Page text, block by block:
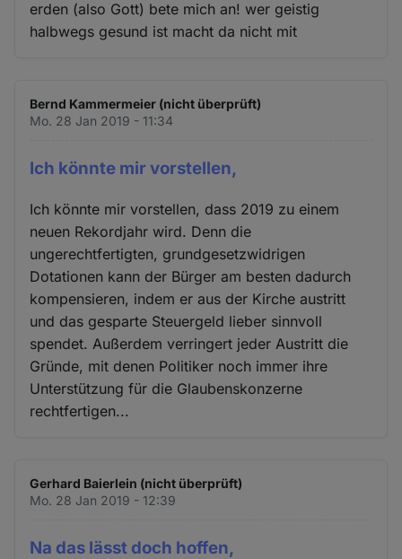
erden (also Gott) bete mich an! wer geistig
halbwegs gesund ist macht da nicht mit
Bernd Kammermeier (nicht überprüft)
Mo. 28 Jan 2019 - 11:34
Ich könnte mir vorstellen,
Ich könnte mir vorstellen, dass 2019 zu einem
neuen Rekordjahr wird. Denn die
ungerechtfertigten, grundgesetzwidrigen
Dotationen kann der Bürger am besten dadurch
kompensieren, indem er aus der Kirche austritt
und das gesparte Steuergeld lieber sinnvoll
spendet. Außerdem verringert jeder Austritt die
Gründe, mit denen Politiker noch immer ihre
Unterstützung für die Glaubenskonzerne
rechtfertigen...
Gerhard Baierlein (nicht überprüft)
Mo. 28 Jan 2019 - 12:39
Na das lässt doch hoffen,